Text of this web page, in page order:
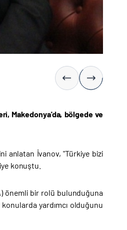
Makedonya'da, bölgede ve
anlatan İvanov, "Türkiye bizi
konuştu.
önemli bir rolü bulunduğuna
yardımcı olduğunu